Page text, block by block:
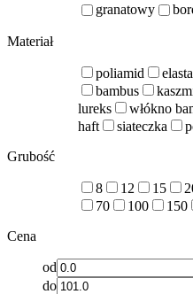
granatowy
Materiał
poliamid
bambus
lureks
włókno
haft
siateczka
Grubość
8 12 15
70
100 150
Cena
od
do